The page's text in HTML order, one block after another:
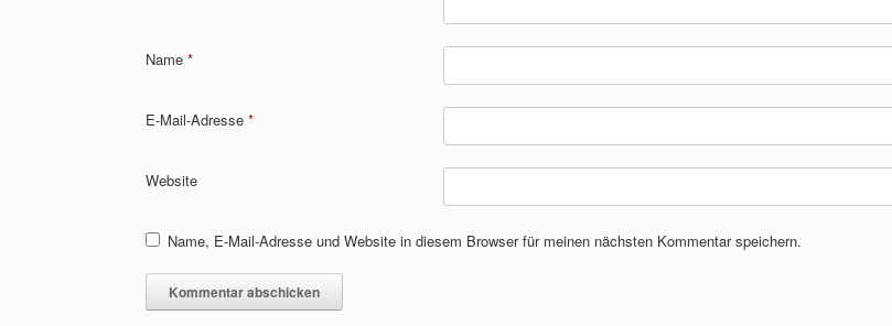
Name *
E-Mail-Adresse *
Website
Name, E-Mail-Adresse und Website in diesem Browser für meinen nächsten Kommentar speichern.